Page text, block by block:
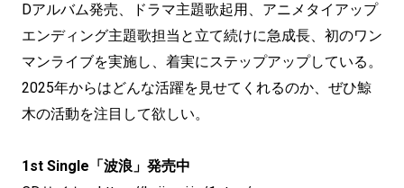
Dアルバム発売、ドラマ主題歌起用、アニメタイアップ
エンディング主題歌担当と立て続けに急成長、初のワン
マンライブを実施し、着実にステップアップしている。
2025年からはどんな活躍を見せてくれるのか、ぜひ鯨
木の活動を注目して欲しい。
1st Single「波浪」発売中